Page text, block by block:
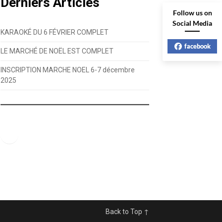
KARAOKÉ DU 6 FÉVRIER COMPLET
LE MARCHÉ DE NOËL EST COMPLET
INSCRIPTION MARCHE NOEL 6-7 décembre
2025
Back to Top ↑
Follow us on
Social Media
facebook